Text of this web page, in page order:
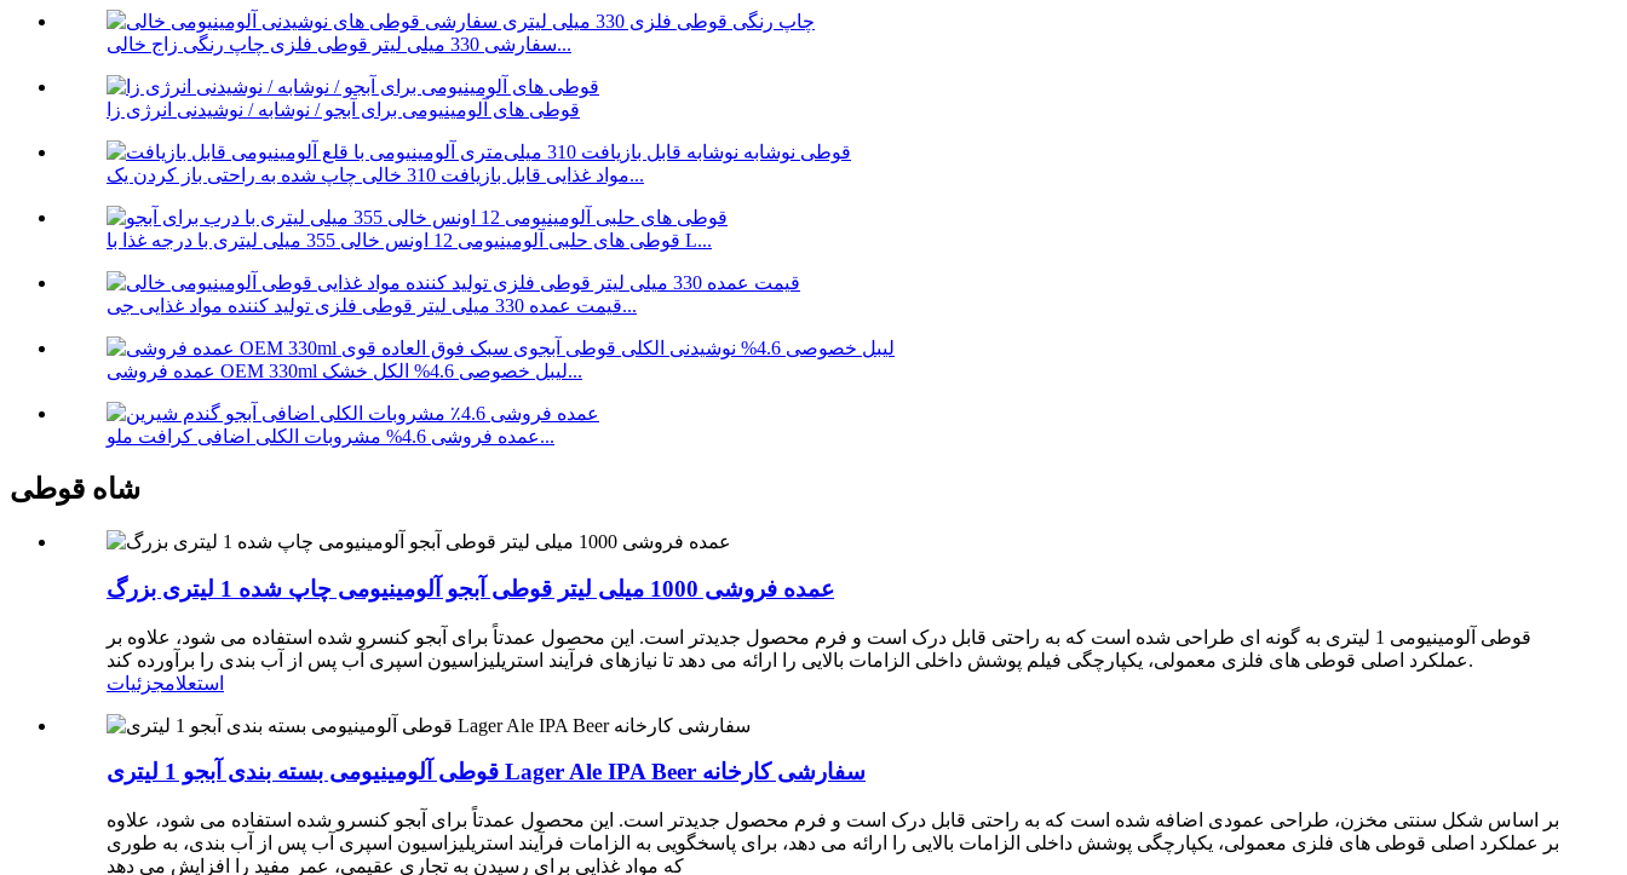
سفارشی 330 میلی لیتر قوطی فلزی چاپ رنگی زاج خالی...
قوطی های آلومینیومی برای آبجو / نوشابه / نوشیدنی انرژی زا
مواد غذایی قابل بازیافت 310 خالی چاپ شده به راحتی باز کردن یک...
قوطی های حلبی آلومینیومی 12 اونس خالی 355 میلی لیتری با درجه غذا با L...
قیمت عمده 330 میلی لیتر قوطی فلزی تولید کننده مواد غذایی جی...
عمده فروشی OEM 330ml لیبل خصوصی 4.6% الکل خشک...
عمده فروشی 4.6% مشروبات الکلی اضافی کرافت ملو...
شاه قوطی
عمده فروشی 1000 میلی لیتر قوطی آبجو آلومینیومی چاپ شده 1 لیتری بزرگ
قوطی آلومینیومی 1 لیتری به گونه ای طراحی شده است که به راحتی قابل درک است و فرم محصول جدیدتر است. این محصول عمدتاً برای آبجو کنسرو شده استفاده می شود، علاوه بر
عملکرد اصلی قوطی های فلزی معمولی، یکپارچگی فیلم پوشش داخلی الزامات بالایی را ارائه می دهد تا نیازهای فرآیند استریلیزاسیون اسپری آب پس از آب بندی را برآورده کند.
استعلامجزئیات
قوطی آلومینیومی بسته بندی آبجو 1 لیتری Lager Ale IPA Beer سفارشی کارخانه
بر اساس شکل سنتی مخزن، طراحی عمودی اضافه شده است که به راحتی قابل درک است و فرم محصول جدیدتر است. این محصول عمدتاً برای آبجو کنسرو شده استفاده می شود، علاوه
بر عملکرد اصلی قوطی های فلزی معمولی، یکپارچگی پوشش داخلی الزامات بالایی را ارائه می دهد، برای پاسخگویی به الزامات فرآیند استریلیزاسیون اسپری آب پس از آب بندی، به طوری
که مواد غذایی برای رسیدن به تجاری عقیمی، عمر مفید را افزایش می دهد